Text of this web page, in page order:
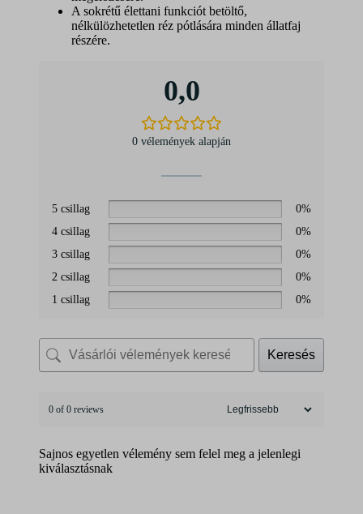
A sokrétű élettani funkciót betöltő,
nélkülözhetetlen réz pótlására minden állatfaj
részére.
0,0
0 vélemények alapján
5 csillag
0%
4 csillag
0%
3 csillag
0%
2 csillag
0%
1 csillag
0%
Keresés
0 of 0 reviews
Sajnos egyetlen vélemény sem felel meg a jelenlegi
kiválasztásnak